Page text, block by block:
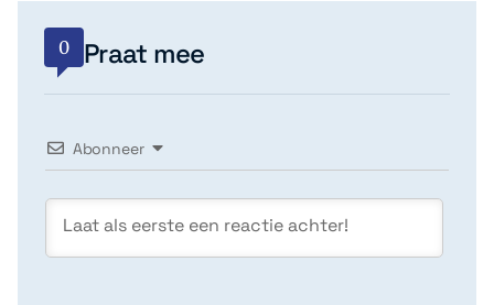
0 Praat mee
Abonneer